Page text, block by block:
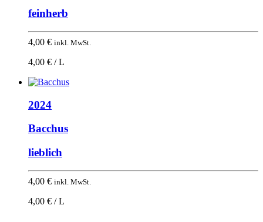
feinherb
4,00 € inkl. MwSt.
4,00 € / L
2024
Bacchus
lieblich
4,00 € inkl. MwSt.
4,00 € / L